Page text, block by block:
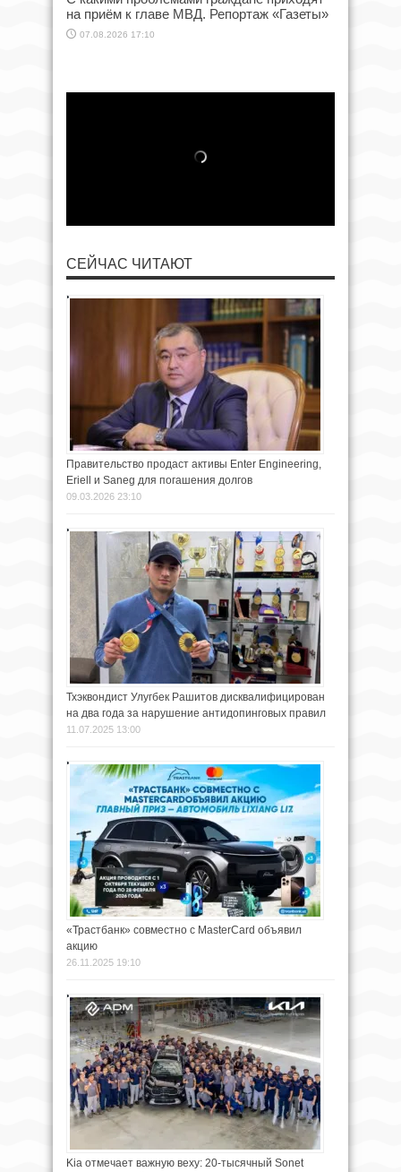
на приём к главе МВД. Репортаж «Газеты»
07.08.2026 17:10
СЕЙЧАС ЧИТАЮТ
Правительство продаст активы Enter Engineering,
Eriell и Saneg для погашения долгов
09.03.2026 23:10
Тхэквондист Улугбек Рашитов дисквалифицирован
на два года за нарушение антидопинговых правил
11.07.2025 13:00
«Трастбанк» совместно с MasterCard объявил
акцию
26.11.2025 19:10
Kia отмечает важную веху: 20-тысячный Sonet